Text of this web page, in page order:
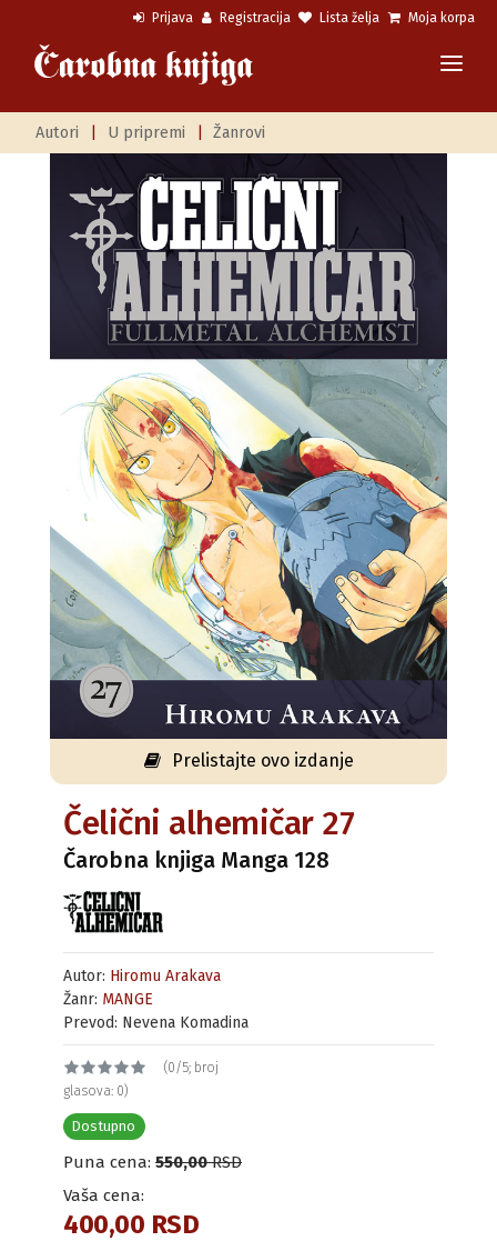
Prijava Registracija Lista želja Moja korpa
Autori U pripremi Žanrovi
Prelistajte ovo izdanje
Čelični alhemičar 27
Čarobna knjiga Manga 128
Autor: Hiromu Arakava
Žanr: MANGE
Prevod: Nevena Komadina
(0/5; broj
glasova: 0)
Dostupno
Puna cena: 550,00RSD
Vaša cena:
400,00 RSD